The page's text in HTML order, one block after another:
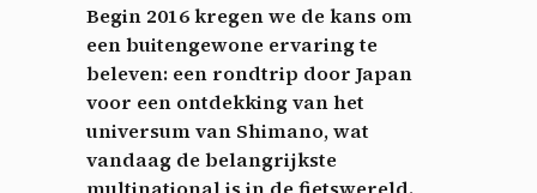
Begin 2016 kregen we de kans om
een buitengewone ervaring te
beleven: een rondtrip door Japan
voor een ontdekking van het
universum van Shimano, wat
vandaag de belangrijkste
multinational is in de fietswereld.